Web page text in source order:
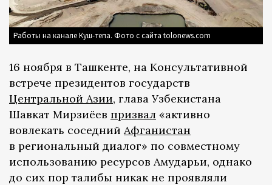
Работы на канале Куш-тепа. Фото с сайта tolonews.com
16 ноября в Ташкенте, на Консультативной
встрече президентов государств
Центральной Азии, глава Узбекистана
Шавкат Мирзиёев призвал «активно
вовлекать соседний Афганистан
в региональный диалог» по совместному
использованию ресурсов Амударьи, однако
до сих пор талибы никак не проявляли